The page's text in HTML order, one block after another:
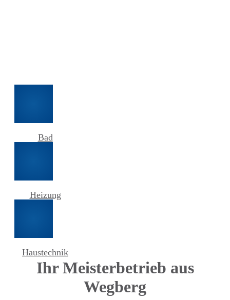
Bad
Heizung
Haustechnik
Ihr Meisterbetrieb aus
Wegberg